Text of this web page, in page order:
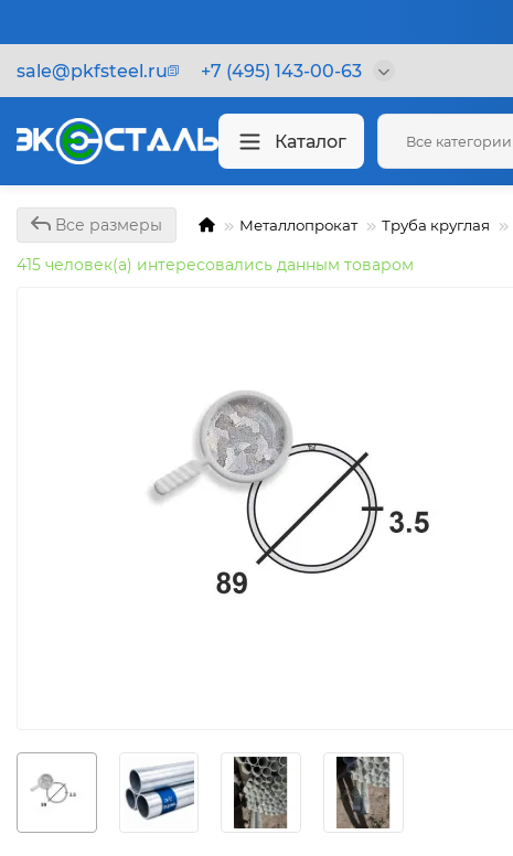
sale@pkfsteel.ru +7 (495) 143-00-63
Каталог Все категории
Все размеры Металлопрокат Труба круглая
415 человек(а) интересовались данным товаром